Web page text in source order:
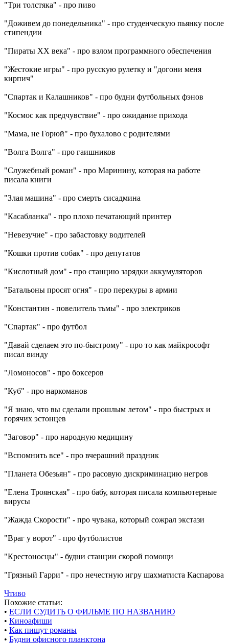
"Три толстяка" - про пиво
"Доживем до понедельника" - про студенческую пьянку после
стипендии
"Пираты ХХ века" - про взлом программного обеспечения
"Жестокие игры" - про русскую рулетку и "догони меня
кирпич"
"Спартак и Калашников" - про будни футбольных фэнов
"Космос как предчувствие" - про ожидание прихода
"Мама, не Горюй" - про бухалово с родителями
"Волга Волга" - про гаишников
"Служебный роман" - про Маринину, которая на работе
писала книги
"Злая машина" - про смерть сисадмина
"Касабланка" - про плохо печатающий принтер
"Невезучие" - про забастовку водителей
"Кошки против собак" - про депутатов
"Кислотный дом" - про станцию зарядки аккумуляторов
"Батальоны просят огня" - про перекуры в армии
"Константин - повелитель тьмы" - про электриков
"Спартак" - про футбол
"Давай сделаем это по-быстрому" - про то как майкрософт
писал винду
"Ломоносов" - про боксеров
"Куб" - про наркоманов
"Я знаю, что вы сделали прошлым летом" - про быстрых и
горячих эстонцев
"Заговор" - про народную медицину
"Вспомнить все" - про вчерашний праздник
"Планета Обезьян" - про расовую дискриминацию негров
"Елена Троянская" - про бабу, которая писала компьютерные
вирусы
"Жажда Скорости" - про чувака, который сожрал экстази
"Враг у ворот" - про футболистов
"Крестоносцы" - будни станции скорой помощи
"Грязный Гарри" - про нечестную игру шахматиста Каспарова
Чтиво
Похожие статьи:
• ЕСЛИ СУДИТЬ О ФИЛЬМЕ ПО НАЗВАНИЮ
• Киноафиши
• Как пишут романы
• Будни офисного планктона